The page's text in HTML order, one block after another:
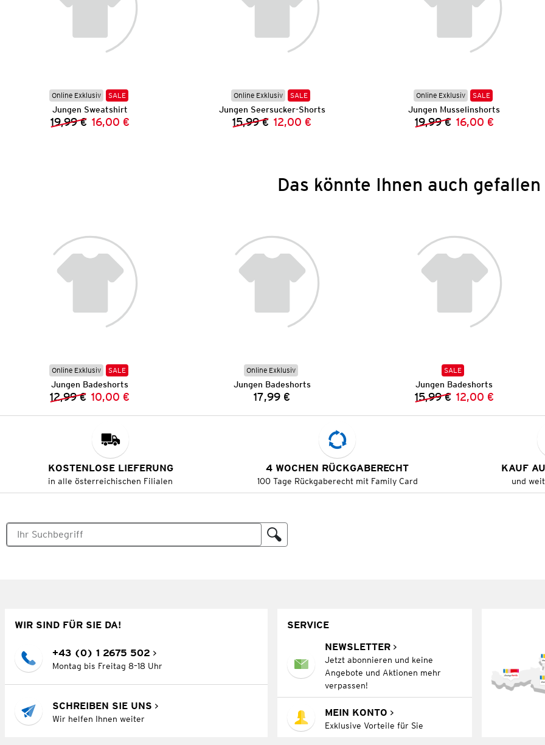
Online Exklusiv SALE
Jungen Sweatshirt
Vorheriger Preis:
19,99 € Neuer Preis:
16,00 €
Online Exklusiv SALE
Jungen Seersucker-Shorts
Vorheriger Preis:
15,99 € Neuer Preis:
12,00 €
Online Exklusiv SALE
Jungen Musselinshorts
Vorheriger Preis:
19,99 € Neuer Preis:
16,00 €
Das könnte Ihnen auch gefallen
Online Exklusiv SALE
Jungen Badeshorts
Vorheriger Preis:
12,99 € Neuer Preis:
10,00 €
Online Exklusiv
Jungen Badeshorts
Preis:
17,99 €
SALE
Jungen Badeshorts
Vorheriger Preis:
15,99 € Neuer Preis:
12,00 €
KOSTENLOSE LIEFERUNG
in alle österreichischen Filialen
4 WOCHEN RÜCKGABERECHT
100 Tage Rückgaberecht mit Family Card
KAUF
und
WIR SIND FÜR SIE DA!
+43 (0) 1 2675 502
Montag bis Freitag 8–18 Uhr
SCHREIBEN SIE UNS
Wir helfen Ihnen weiter
SERVICE
NEWSLETTER
Jetzt abonnieren und keine
Angebote und Aktionen mehr
verpassen!
MEIN KONTO
Exklusive Vorteile für Sie